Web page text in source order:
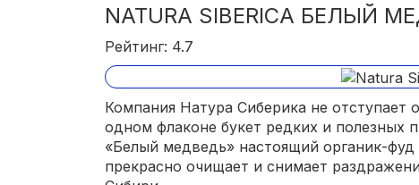
NATURA SIBERICA БЕЛЫЙ
Рейтинг: 4.7
Компания Натура Сиберика не отступает
одном флаконе букет редких и полезных
«Белый медведь» настоящий органик-
прекрасно очищает и снимает